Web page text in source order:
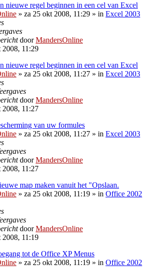
nieuwe regel beginnen in een cel van Excel
» za 25 okt 2008, 11:29 » in Excel 2003
doorMandersOnline
2008, 11:29
nieuwe regel beginnen in een cel van Excel
» za 25 okt 2008, 11:27 » in Excel 2003
doorMandersOnline
2008, 11:27
van uw formules
» za 25 okt 2008, 11:27 » in Excel 2003
doorMandersOnline
2008, 11:27
map maken vanuit het "Opslaan.
» za 25 okt 2008, 11:19 » in Office 2002
doorMandersOnline
2008, 11:19
tot de Office XP Menus
» za 25 okt 2008, 11:19 » in Office 2002